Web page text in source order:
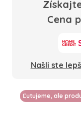
Cena
Našli ste
Ľutujeme, ale